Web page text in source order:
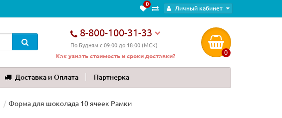
0
Личный кабинет
8-800-100-31-33
По Будням с 09:00 до 18:00 (МСК)
Как узнать стоимость и сроки доставки?
0
Доставка и Оплата Партнерка
Форма для шоколада 10 ячеек Рамки